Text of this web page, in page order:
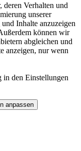
deren Verhalten und
unserer
Inhalte anzuzeigen
können wir
abgleichen und
anzeigen, nur wenn
den Einstellungen
anpassen